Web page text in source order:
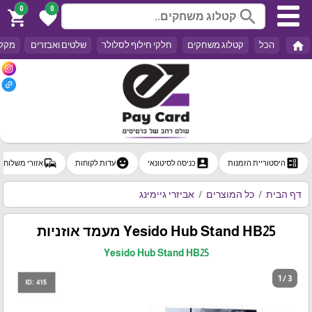
search
0
favorite
0
shopping_cart
home הכל קטלוג משחקים חלקי חילוף לסלולר שלטים ואבזרים
ballot היסטוריית הזמנות account_boxכניסה לסיטונאי emoji_emotionsעדות לקוחות commuteאזורי משלוח
דף הבית כל המוצרים אביזרי גיימינג
Yesido Hub Stand HB25 מעמד אוזניות
Yesido Hub Stand HB25
1 / 3